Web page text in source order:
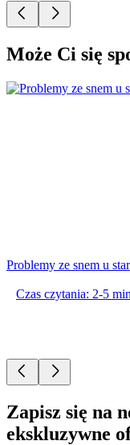
Może Ci się
Problemy ze snem u
Czas czytania: 2-5 min
Zapisz się na
ekskluzywne